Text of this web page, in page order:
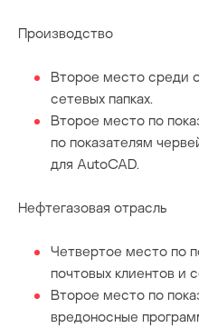
Производство
Второе место среди
сетевых папках.
Второе место по
по показателям
для AutoCAD.
Нефтегазовая отрасль
Четвертое место по
почтовых клиентов и
Второе место по
вредоносные